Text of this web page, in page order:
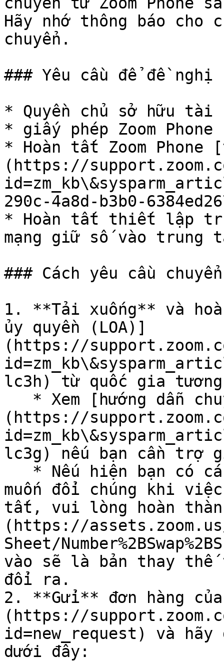
Hãy nhớ thông báo
chuyển.
### Yêu cầu để đề nghị
* Quyền chủ sở hữu
* giấy phép Zoom Phone
* Hoàn tất Zoom
(https://
290c-4a8d-b3b0-
* Hoàn tất thiết lập
mạng giữ số vào trung
### Cách yêu cầu
1. **Tải xuống** và
ủy quyền (LOA)]
(https://
lc3h) từ quốc gia
(https://
lc3g) nếu bạn cần trợ
muốn đổi chúng khi
tất, vui lòng hoàn
(https://assets.zoom.us/
Sheet/
vào sẽ là bản thay thế
đổi ra.
2. **Gửi** đơn hàng
(https://
id=new_request) và hãy
dưới đây: